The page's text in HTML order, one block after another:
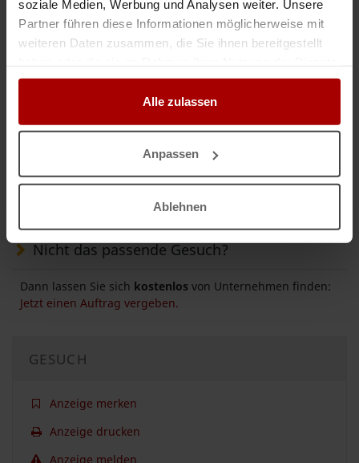
soziale Medien, Werbung und Analysen weiter. Unsere
Partner führen diese Informationen möglicherweise mit
weiteren Daten zusammen, die Sie ihnen bereitgestellt
gesammelt haben.
Alle zulassen
Anpassen
Ablehnen
Die MMS GmbH sucht Kooperationen als Nachunternehmer für
Sonderdienste. Bis zu 15 Sicherheitsmitarbeiter verfügbar. ..
Premium-Gesuchin 64807, Dieburg 04.08.2026
Nicht das passende Gesuch?
Dann lassen Sie sich kostenlos von Unternehmen finden:
Jetzt einen Auftrag vergeben.
GESUCH
Anzeige merken
Anzeige drucken
Anzeige melden